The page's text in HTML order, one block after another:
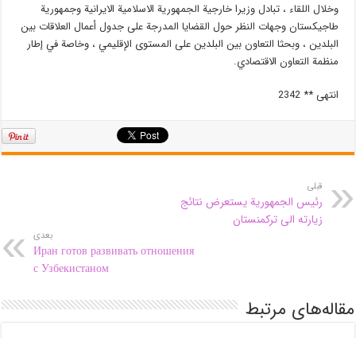
وخلال اللقاء ، تبادل وزيرا خارجية الجمهورية الاسلامية الايرانية وجمهورية
طاجيكستان وجهات النظر حول القضايا المدرجة على جدول أعمال العلاقات بين
البلدين ، وبحثا التعاون بين البلدين على المستوى الإقليمي ، وخاصة في إطار
منظمة التعاون الاقتصادي.
انتهى ** 2342
قبلی
رئيس الجمهورية يستعرض نتائج
زيارته الى تركمنستان
بعدی
Иран готов развивать отношения
с Узбекистаном
مقاله‌های مرتبط